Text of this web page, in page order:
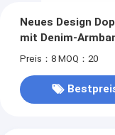
Neues Design
mit Denim-
Preis：8 MOQ：20